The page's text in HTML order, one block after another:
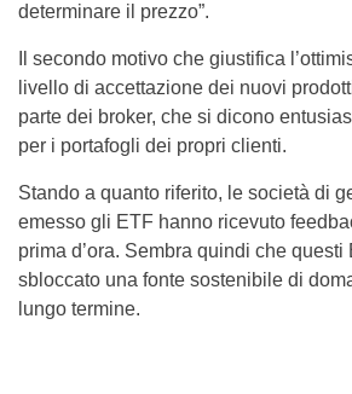
determinare il prezzo”.
Il secondo motivo che giustifica
livello di accettazione dei nuovi
parte dei broker, che si dicono
per i portafogli dei propri clienti.
Stando a quanto riferito, le società di
emesso gli ETF hanno ricevuto
prima d’ora. Sembra quindi che
sbloccato una fonte sostenibile di
lungo termine.